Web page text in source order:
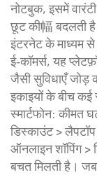
नोटबुक, इसमें
छूट की幅 बदलती
इंटरनेट के माध्यम से
ई‑कॉमर्स, यह
जैसी सुविधाएँ जोड़
इकाइयों के बीच
स्मार्टफोन: कीमत
डिस्काउंट >
ऑनलाइन शॉपिंग
बचत मिलती है।